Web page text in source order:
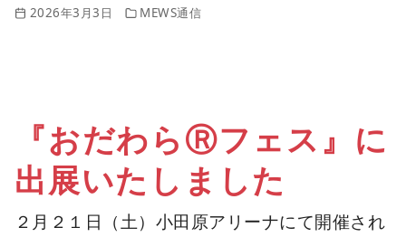
2026年3月3日 MEWS通信
『おだわらⓇフェス』に
出展いたしました
２月２１日（土）⼩⽥原アリーナにて開催され